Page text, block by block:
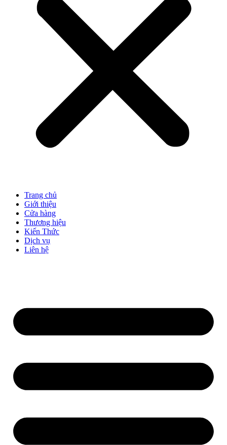
Trang chủ
Giới thiệu
Cửa hàng
Thương hiệu
Kiến Thức
Dịch vụ
Liên hệ